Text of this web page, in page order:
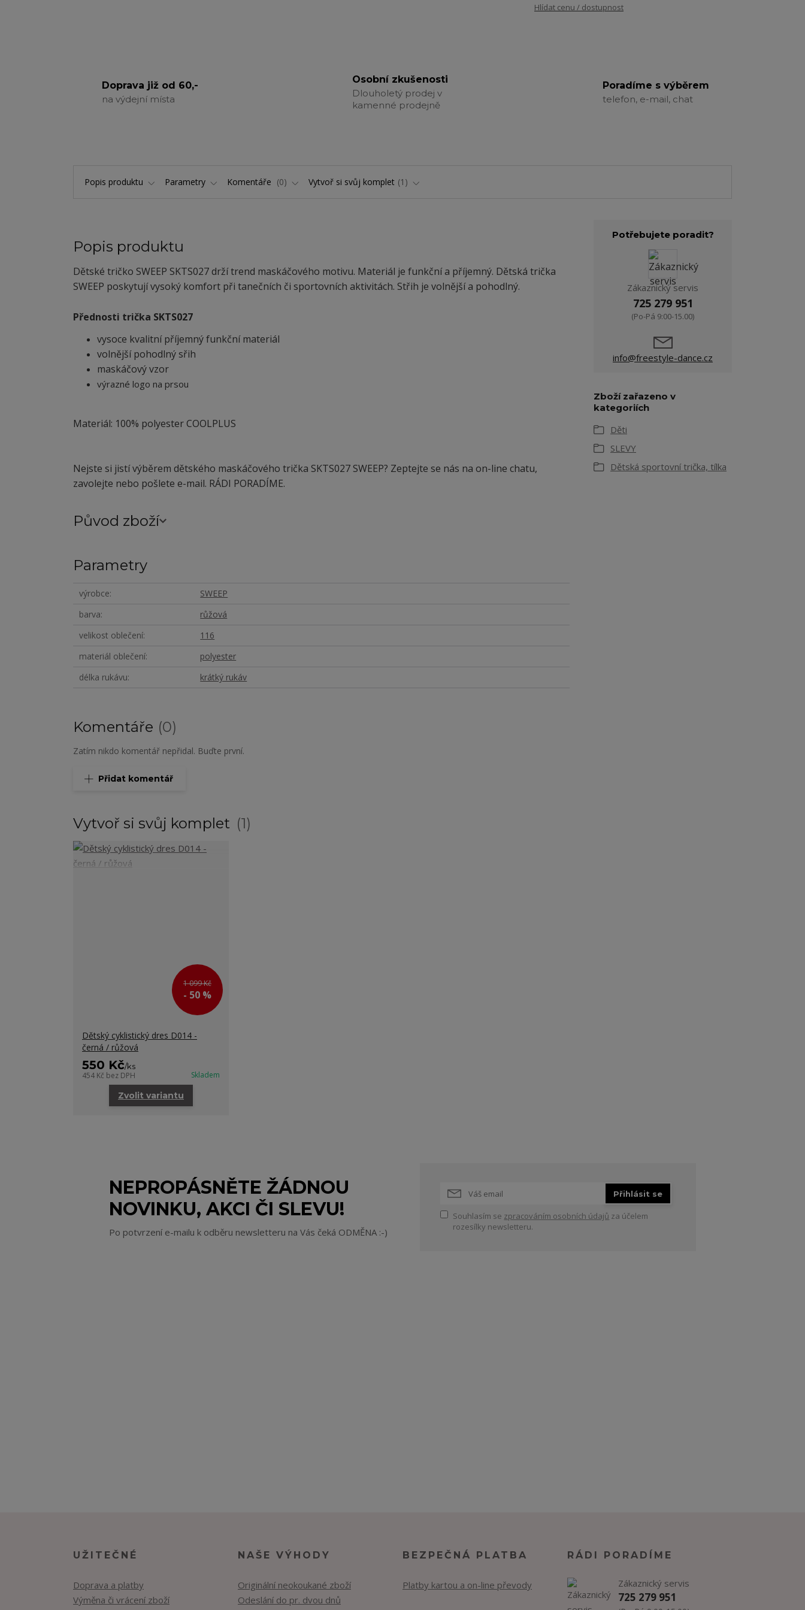
Hlídat cenu / dostupnost
Doprava již od 60,-
na výdejní místa
Osobní zkušenosti
Dlouholetý prodej v
kamenné prodejně
Poradíme s výběrem
telefon, e-mail, chat
Popis produktu Parametry Komentáře 0 Vytvoř si svůj komplet 1
Popis produktu
Dětské tričko SWEEP SKTS027 drží trend maskáčového motivu. Materiál je funkční a příjemný. Dětská trička
SWEEP poskytují vysoký komfort při tanečních či sportovních aktivitách. Střih je volnější a pohodlný.
Přednosti trička SKTS027
vysoce kvalitní příjemný funkční materiál
volnější pohodlný sřih
maskáčový vzor
výrazné logo na prsou
Materiál: 100% polyester COOLPLUS
Nejste si jistí výběrem dětského maskáčového trička SKTS027 SWEEP? Zeptejte se nás na on-line chatu,
zavolejte nebo pošlete e-mail. RÁDI PORADÍME.
Původ zboží
Parametry
výrobce
SWEEP
barva
růžová
velikost oblečení
116
materiál oblečení
polyester
délka rukávu
krátký rukáv
Komentáře 0
Zatím nikdo komentář nepřidal. Buďte první.
Přidat komentář
Potřebujete poradit?
Zákaznický servis
725 279 951
(Po-Pá 9:00-15.00)
info@freestyle-dance.cz
Zboží zařazeno v
kategoriích
Děti
SLEVY
Dětská sportovní trička, tílka
Vytvoř si svůj komplet 1
1 099 Kč
- 50 %
Dětský cyklistický dres D014 -
černá / růžová
550 Kč/ks
454 Kč bez DPH Skladem
Zvolit variantu
NEPROPÁSNĚTE ŽÁDNOU
NOVINKU, AKCI ČI SLEVU!
Po potvrzení e-mailu k odběru newsletteru na Vás čeká ODMĚNA :-)
Přihlásit se
Souhlasím se zpracováním osobních údajů za účelem
rozesílky newsletteru.
UŽITEČNÉ
Doprava a platby
Výměna či vrácení zboží
NAŠE VÝHODY
Originální neokoukané zboží
Odeslání do pr. dvou dnů
BEZPEČNÁ PLATBA
Platby kartou a on-line převody
RÁDI PORADÍME
Zákaznický servis
725 279 951